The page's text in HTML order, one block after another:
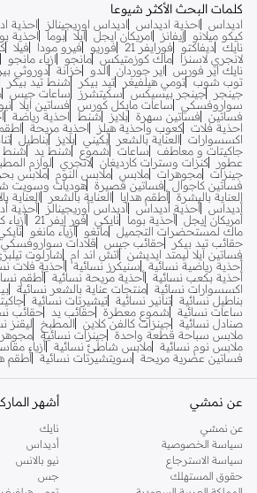
كلمات البحث الأكثر شيوعا
اديداس احذية اديداس اديداس اوريجينالز
احذية
كيكو ميلانو
إيفانز امريكان ايجل ايلا بوما احذية
نايك ديفاكتو فورايفر 21 فوريو فيرو مودا فيلا
لانجري لاسنزا
ماك كوزمتيكس مانجو ازياء مانجو
نايك اير فورس
اير جوردان الدو خزانة دوروثي
توب شوب تومي هيلفيغر تيد بيكر شنط تيد بيكر
جينجر
جينجر بيسيكس سكيتشرز ساعات جيس
سواروفسكي
ساعات مايكل كورس فساتين ايلا
فساتين
فساتين سهرة بلايز شنط احذية رياضة
احذية فلات كعوب واحذية هيلز احذية مريحة
اكسسوارات
العناية بالشعر بكيني بلايز بناطيل
جاكيتات و معاطف
ساعات شموع شنط يد شنط
عطور
كنزات وسترات كارديغان لانجري لوازم
جينزات مجوهرات ملابس ملابس النوم ملابس
فساتين كاجوال
فساتين قصيرة هوديات وسويت
العناية بالبشرة أطقم هدايا العناية بالشعر العناية
أديداس أحذية أديداس أديداس أوريجينالز
أحذية
أمريكان إيجل أحذية بوما نايكي فور إيفر 21 أزياء
ماك لمستحضرات التجميل مانغو أزياء مانغو
حقائب تيد بيكر
حقائب جيس
قلادات سواروفسكي
فساتين ايلا ليمتد ايديشن
اتش اند ام شارلوت
أحذية رياضية نسائية
سنيكرز نسائية أحذية فلات
أحذية بكعب نسائية أحذية مريحة نسائية أطقم
اكسسوارات نسائية منتجات عناية بالشعر نسائية
بناطيل نسائية تنانير نسائية تيشيرتات نسائية
ساعات نسائية
شموع معطرة حقائب يد حقائب
صنادل نسائية جينزات كالفن كلاين المطبخ
ليقنز
ملابس سباحة قطعة واحدة جينزات نسائية
ملابس نوم نسائية ملابس شاطئ نسائية أزياء
فساتين عصرية مريحة
سويتشيرتات نسائية أطقم
عن نمشي
عن نمشي
سياسة الخصوصية
سياسة الاسترجاع
حقوق المستهلك
أشهر
نايك
أديداس
نيو بالانس
جس